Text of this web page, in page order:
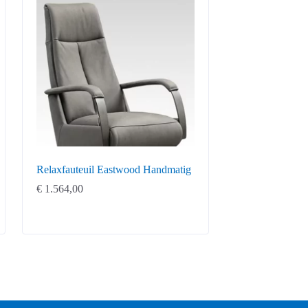
Relaxfauteuil Eastwood Handmatig
€ 1.564,00